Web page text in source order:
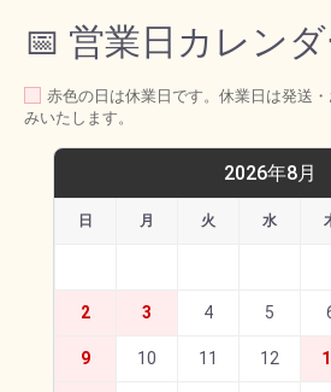
📅 営業日カレン
赤色の日は休業日です。休業日は発送
みいたします。
2026年8月
日 月 火 水
2 3 4 5
9 10 11 12